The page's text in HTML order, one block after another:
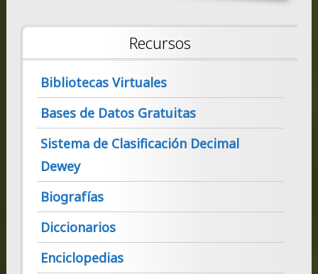
Recursos
Bibliotecas Virtuales
Bases de Datos Gratuitas
Sistema de Clasificación Decimal
Dewey
Biografías
Diccionarios
Enciclopedias